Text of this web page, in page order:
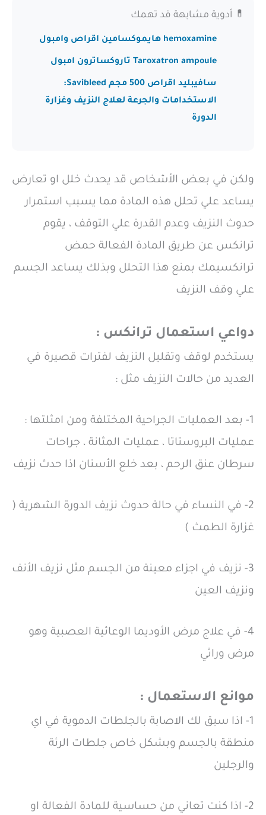
💊 أدوية مشابهة قد تهمك
hemoxamine هايموكسامين اقراص وامبول
Taroxatron ampoule تاروكساترون امبول
سافيبليد اقراص 500 مجم Savibleed:
الاستخدامات والجرعة لعلاج النزيف وغزارة
الدورة
ولكن في بعض الأشخاص قد يحدث خلل او تعارض
يساعد علي تحلل هذه المادة مما يسبب استمرار
حدوث النزيف وعدم القدرة علي التوقف ، يقوم
ترانكس عن طريق المادة الفعالة حمض
ترانكسيمك بمنع هذا التحلل وبذلك يساعد الجسم
علي وقف النزيف
دواعي استعمال ترانكس :
يستخدم لوقف وتقليل النزيف لفترات قصيرة في
العديد من حالات النزيف مثل :
1- بعد العمليات الجراحية المختلفة ومن امثلتها :
عمليات البروستاتا ، عمليات المثانة ، جراحات
سرطان عنق الرحم ، بعد خلع الأسنان اذا حدث نزيف
2- في النساء في حالة حدوث نزيف الدورة الشهرية (
غزارة الطمث )
3- نزيف في اجزاء معينة من الجسم مثل نزيف الأنف
ونزيف العين
4- في علاج مرض الأوديما الوعائية العصبية وهو
مرض وراثي
موانع الاستعمال :
1- اذا سبق لك الاصابة بالجلطات الدموية في اي
منطقة بالجسم وبشكل خاص جلطات الرئة
والرجلين
2- اذا كنت تعاني من حساسية للمادة الفعالة او